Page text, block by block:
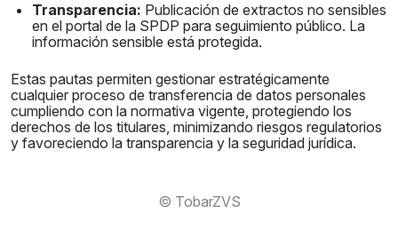
Transparencia: Publicación de extractos no sensibles
en el portal de la SPDP para seguimiento público. La
información sensible está protegida.
Estas pautas permiten gestionar estratégicamente
cualquier proceso de transferencia de datos personales
cumpliendo con la normativa vigente, protegiendo los
derechos de los titulares, minimizando riesgos regulatorios
y favoreciendo la transparencia y la seguridad jurídica.
© TobarZVS